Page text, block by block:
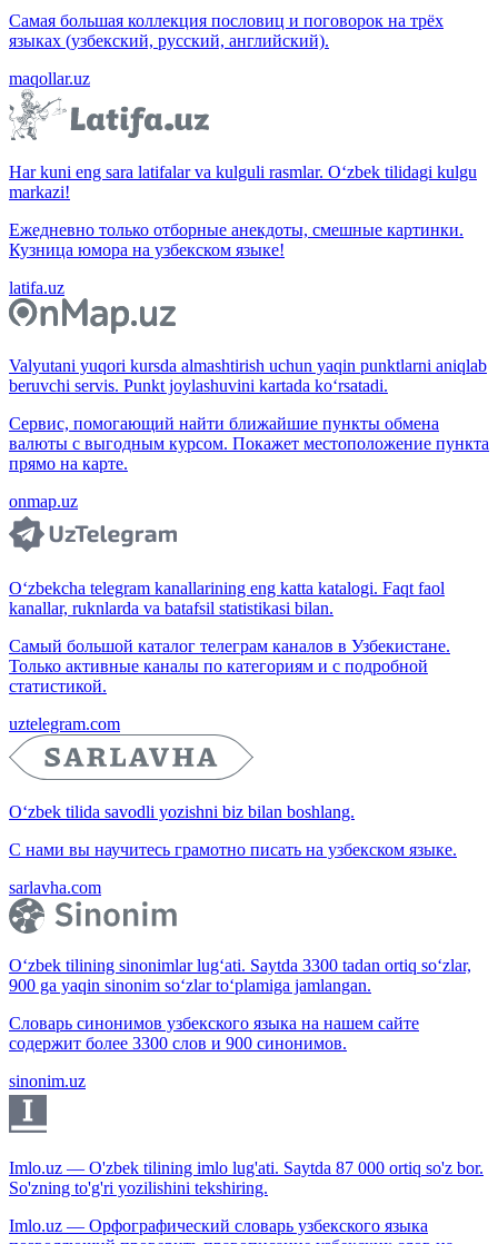
Самая большая коллекция пословиц и поговорок на трёх
языках (узбекский, русский, английский).
maqollar.uz
Har kuni eng sara latifalar va kulguli rasmlar. O‘zbek tilidagi kulgu
markazi!
Ежедневно только отборные анекдоты, смешные картинки.
Кузница юмора на узбекском языке!
latifa.uz
Valyutani yuqori kursda almashtirish uchun yaqin punktlarni aniqlab
beruvchi servis. Punkt joylashuvini kartada ko‘rsatadi.
Сервис, помогающий найти ближайшие пункты обмена
валюты с выгодным курсом. Покажет местоположение пункта
прямо на карте.
onmap.uz
O‘zbekcha telegram kanallarining eng katta katalogi. Faqt faol
kanallar, ruknlarda va batafsil statistikasi bilan.
Самый большой каталог телеграм каналов в Узбекистане.
Только активные каналы по категориям и с подробной
статистикой.
uztelegram.com
O‘zbek tilida savodli yozishni biz bilan boshlang.
С нами вы научитесь грамотно писать на узбекском языке.
sarlavha.com
O‘zbek tilining sinonimlar lug‘ati. Saytda 3300 tadan ortiq so‘zlar,
900 ga yaqin sinonim so‘zlar to‘plamiga jamlangan.
Словарь синонимов узбекского языка на нашем сайте
содержит более 3300 слов и 900 синонимов.
sinonim.uz
Imlo.uz — O'zbek tilining imlo lug'ati. Saytda 87 000 ortiq so'z bor.
So'zning to'g'ri yozilishini tekshiring.
Imlo.uz — Орфографический словарь узбекского языка